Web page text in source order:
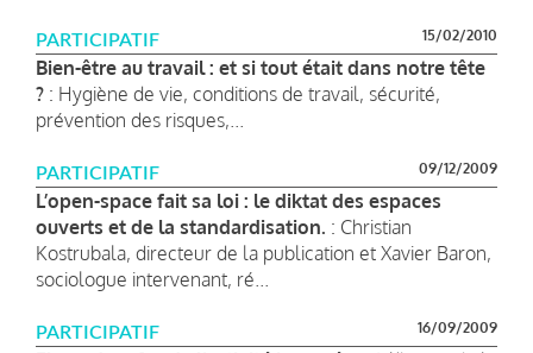
PARTICIPATIF 15/02/2010
Bien-être au travail : et si tout était dans notre tête
? : Hygiène de vie, conditions de travail, sécurité,
prévention des risques,...
PARTICIPATIF 09/12/2009
L’open-space fait sa loi : le diktat des espaces
ouverts et de la standardisation. : Christian
Kostrubala, directeur de la publication et Xavier Baron,
sociologue intervenant, ré...
PARTICIPATIF 16/09/2009